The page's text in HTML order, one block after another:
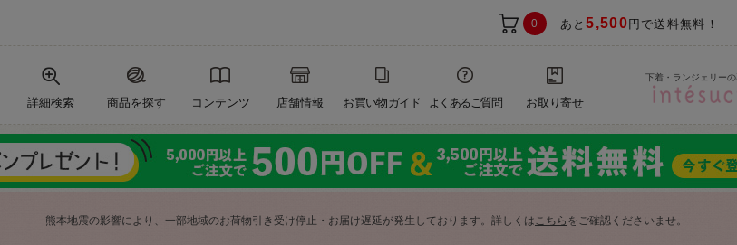
0 あと5,500 円で送料無料！
詳細検索 商品を探す コンテンツ 店舗情報 お買い物ガイド よくあるご質問 お取り寄せ
下着・ランジェリー
熊本地震の影響により、一部地域のお荷物引き受け停止・お届け遅延が発生しております。詳しくはこちら をご確認くださいませ。